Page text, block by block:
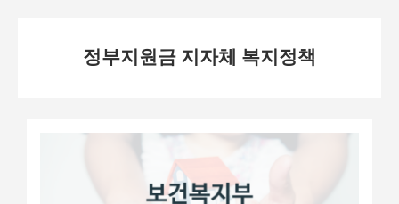
정부지원금 지자체 복지정책